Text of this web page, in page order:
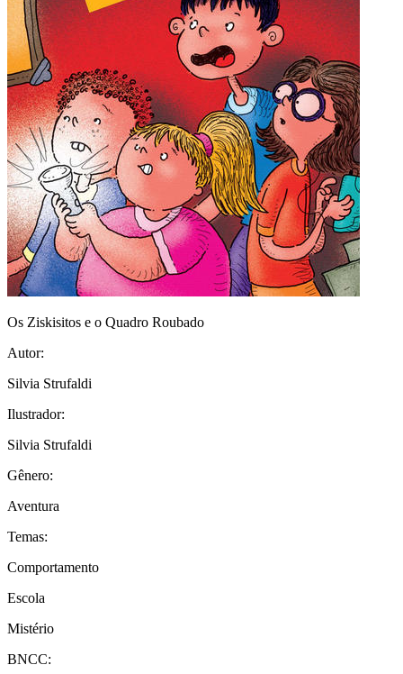
Os Ziskisitos e o Quadro Roubado
Autor:
Silvia Strufaldi
Ilustrador:
Silvia Strufaldi
Gênero:
Aventura
Temas:
Comportamento
Escola
Mistério
BNCC: